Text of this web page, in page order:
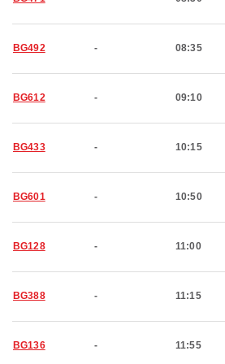
BG492 - 08:35
BG612 - 09:10
BG433 - 10:15
BG601 - 10:50
BG128 - 11:00
BG388 - 11:15
BG136 - 11:55